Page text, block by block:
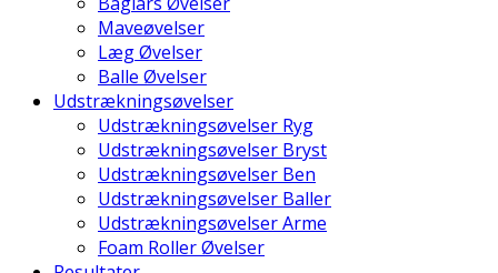
Maveøvelser
Læg Øvelser
Balle Øvelser
Udstrækningsøvelser
Udstrækningsøvelser Ryg
Udstrækningsøvelser Bryst
Udstrækningsøvelser Ben
Udstrækningsøvelser Baller
Udstrækningsøvelser Arme
Foam Roller Øvelser